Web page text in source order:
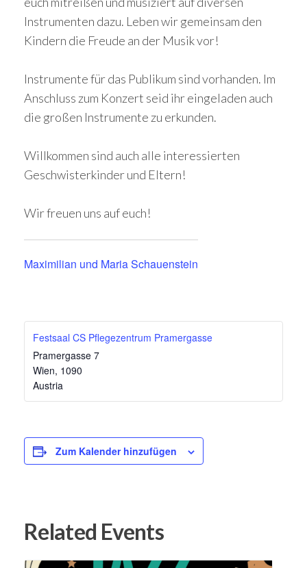
Instrumenten dazu. Leben wir gemeinsam den
Kindern die Freude an der Musik vor!
Instrumente für das Publikum sind vorhanden. Im
Anschluss zum Konzert seid ihr eingeladen auch
die großen Instrumente zu erkunden.
Willkommen sind auch alle interessierten
Geschwisterkinder und Eltern!
Wir freuen uns auf euch!
Maximilian und Maria Schauenstein
Festsaal CS Pflegezentrum Pramergasse
Pramergasse 7
Wien, 1090
Austria
Zum Kalender hinzufügen
Related Events